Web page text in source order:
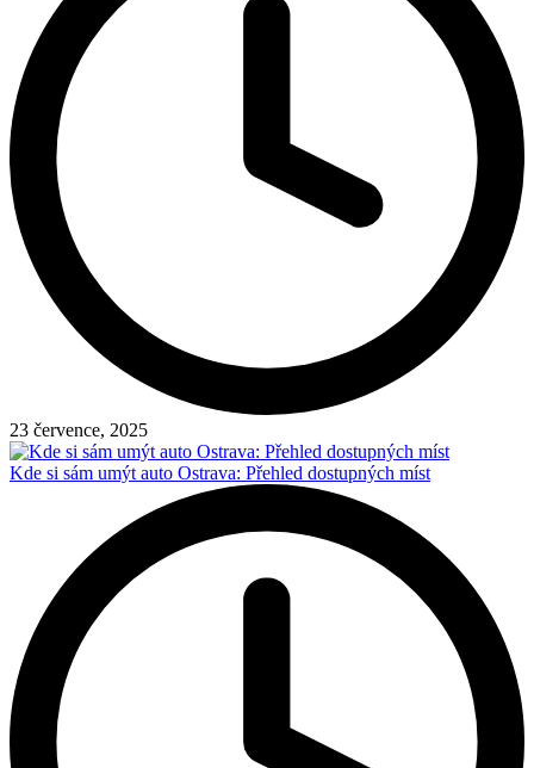
23 července, 2025
Kde si sám umýt auto Ostrava: Přehled dostupných míst